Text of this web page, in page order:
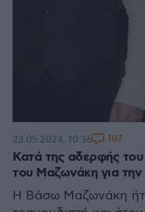
Κατά της αδερφής
του Μαζωνάκη για την
Η Βάσω Μαζωνάκη
23.05.2024, 10:36 107